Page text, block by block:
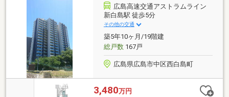
がお求めやすい価格になるリフォーム相談会は多くの
方にご好評をいただいております。是非とも一度、ご
検討ください。【POINT】■リフォームして新築のよう
な住空間をお求めの方■２way仕様等、家事動線を快適
にしたい方■駅を普段使いされる方
広島高速交通アストラムライン
新白島駅 徒歩5分
その他の交通
築5年10ヶ月/19階建
総戸数167戸
広島県広島市中区西白島町
3,480万円